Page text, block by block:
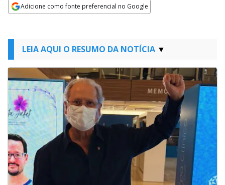
Adicione como fonte preferencial no Google
LEIA AQUI O RESUMO DA NOTÍCIA